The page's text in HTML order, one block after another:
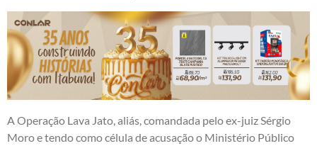
A Operação Lava Jato, aliás, comandada pelo ex-juiz Sérgio
Moro e tendo como célula de acusação o Ministério Público